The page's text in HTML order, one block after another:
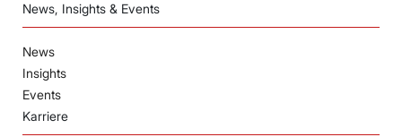
News, Insights & Events
News
Insights
Events
Karriere